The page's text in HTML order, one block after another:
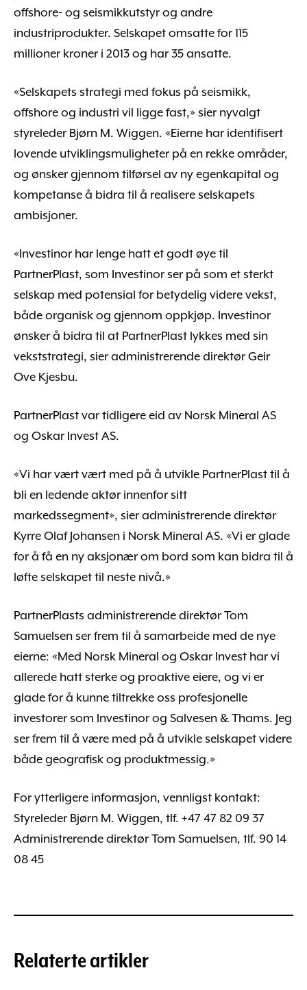
offshore- og seismikkutstyr og andre
industriprodukter. Selskapet omsatte for 115
millioner kroner i 2013 og har 35 ansatte.
«Selskapets strategi med fokus på seismikk,
offshore og industri vil ligge fast,» sier nyvalgt
styreleder Bjørn M. Wiggen. «Eierne har identifisert
lovende utviklingsmuligheter på en rekke områder,
og ønsker gjennom tilførsel av ny egenkapital og
kompetanse å bidra til å realisere selskapets
ambisjoner.
«Investinor har lenge hatt et godt øye til
PartnerPlast, som Investinor ser på som et sterkt
selskap med potensial for betydelig videre vekst,
både organisk og gjennom oppkjøp. Investinor
ønsker å bidra til at PartnerPlast lykkes med sin
vekststrategi, sier administrerende direktør Geir
Ove Kjesbu.
PartnerPlast var tidligere eid av Norsk Mineral AS
og Oskar Invest AS.
«Vi har vært vært med på å utvikle PartnerPlast til å
bli en ledende aktør innenfor sitt
markedssegment», sier administrerende direktør
Kyrre Olaf Johansen i Norsk Mineral AS. «Vi er glade
for å få en ny aksjonær om bord som kan bidra til å
løfte selskapet til neste nivå.»
PartnerPlasts administrerende direktør Tom
Samuelsen ser frem til å samarbeide med de nye
eierne: «Med Norsk Mineral og Oskar Invest har vi
allerede hatt sterke og proaktive eiere, og vi er
glade for å kunne tiltrekke oss profesjonelle
investorer som Investinor og Salvesen & Thams. Jeg
ser frem til å være med på å utvikle selskapet videre
både geografisk og produktmessig.»
For ytterligere informasjon, vennligst kontakt:
Styreleder Bjørn M. Wiggen, tlf. +47 47 82 09 37
Administrerende direktør Tom Samuelsen, tlf. 90 14
08 45
Relaterte artikler